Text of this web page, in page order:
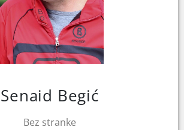
Senaid Begić
Bez stranke